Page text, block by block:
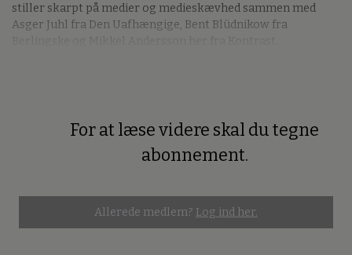
stiller skarpt på medier og medieskævhed sammen med
Asger Juhl fra Den Uafhængige, Bent Blüdnikow fra
For at læse videre skal du tegne
abonnement.
Allerede medlem? Log ind her.